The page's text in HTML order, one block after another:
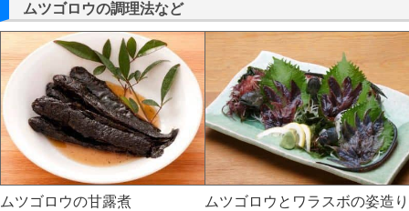
ムツゴロウの調理法など
ムツゴロウの甘露煮 ムツゴロウとワラスボの姿造り